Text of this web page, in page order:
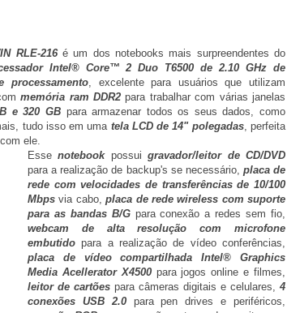
RLE-216é um dos notebooks mais surpreendentes do
Intel® Core™ 2 Duo T6500 de 2.10 GHz de
processamento, excelente para usuários que utilizam
memória ram DDR2para trabalhar com várias janelas
e 320 GB para armazenar todos os seus dados, como
tudo isso em uma tela LCD de 14" polegadas, perfeita
ele.
Essenotebook possuigravador/leitor de CD/DVD
para a realização de backup's se necessário, placa de
rede com velocidades de transferências de 10/100
Mbps via cabo,placa de rede wireless com suporte
para as bandas B/Gpara conexão a redes sem fio,
webcam de alta resolução com microfone
embutido para a realização de vídeo conferências,
placa de vídeo compartilhada Intel® Graphics
Media Acellerator X4500 para jogos online e filmes,
leitor de cartões para câmeras digitais e celulares, 4
conexões USB 2.0para pen drives e periféricos,